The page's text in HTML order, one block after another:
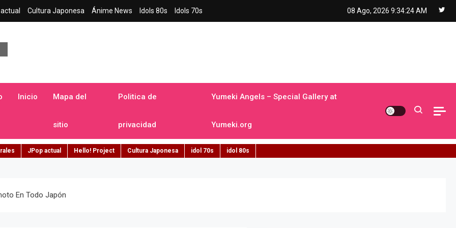
Cultura Japonesa Ánime News Idols 80s Idols 70s 08 Ago, 2026 9:34:25 AM
Inicio Mapa del
sitio
Politica de
privacidad
Yumeki Angels – Special Gallery at
Yumeki.org
JPop actual Hello! Project Cultura Japonesa idol 70s idol 80s
En Todo Japón